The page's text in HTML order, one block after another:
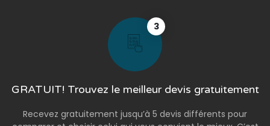
3
GRATUIT! Trouvez le meilleur devis gratuitement
Recevez gratuitement jusqu’à 5 devis différents pour